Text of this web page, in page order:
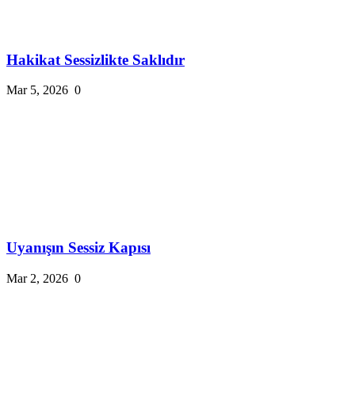
Hakikat Sessizlikte Saklıdır
Mar 5, 2026 0
Uyanışın Sessiz Kapısı
Mar 2, 2026 0